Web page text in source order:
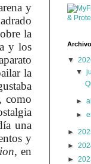
y
la
y los
la
como
una
y
, en
▼
▼
►
►
►
►
►